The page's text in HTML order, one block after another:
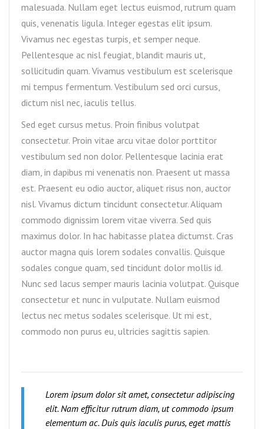
malesuada. Nullam eget lectus euismod, rutrum quam
quis, venenatis ligula. Integer egestas elit ipsum.
Vivamus nec egestas turpis, et semper neque.
Pellentesque ac nisl feugiat, blandit mauris ut,
sollicitudin quam. Vivamus vestibulum est scelerisque
mi tempus fermentum. Vestibulum sed orci cursus,
dictum nisl nec, iaculis tellus.
Sed eget cursus metus. Proin finibus volutpat
consectetur. Proin vitae arcu vitae dolor porttitor
vestibulum sed non dolor. Pellentesque lacinia erat
diam, in dapibus mi venenatis non. Praesent ut massa
est. Praesent eu odio auctor, aliquet risus non, auctor
nisl. Vivamus dictum tincidunt consectetur. Aliquam
commodo dignissim lorem vitae viverra. Sed quis
maximus dolor. In hac habitasse platea dictumst. Cras
auctor magna quis lorem sodales convallis. Quisque
sodales congue quam, sed tincidunt dolor mollis id.
Nunc sed lacus semper mauris lacinia volutpat. Quisque
consectetur et nunc in vulputate. Nullam euismod
lectus nec metus sodales scelerisque. Ut mi est,
commodo non purus eu, ultricies sagittis sapien.
Lorem ipsum dolor sit amet, consectetur adipiscing
elit. Nam efficitur rutrum diam, ut commodo ipsum
elementum ac. Duis quis iaculis purus, eget mattis